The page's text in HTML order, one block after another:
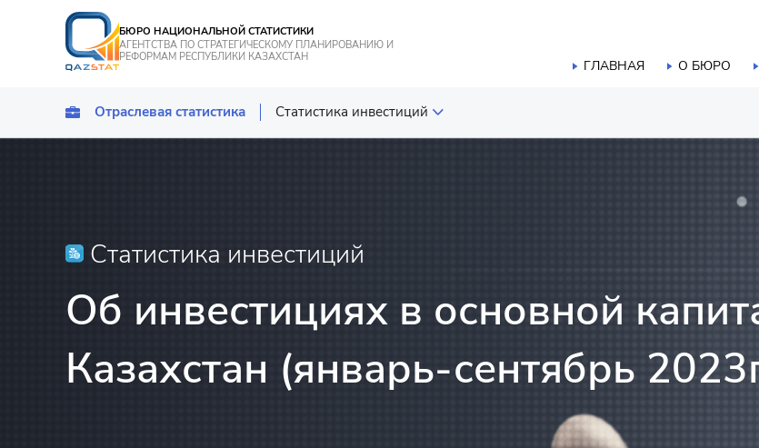
БЮРО НАЦИОНАЛЬНОЙ СТАТИСТИКИ
АГЕНТСТВА ПО СТРАТЕГИЧЕСКОМУ ПЛАНИРОВАНИЮ И
РЕФОРМАМ РЕСПУБЛИКИ КАЗАХСТАН
ГЛАВНАЯ О БЮРО
Отраслевая статистика Статистика инвестиций
рыбного хозяйства
Статистика услуг
Статистика строительства
Статистика инвестиций
Об инвестициях в основной
Казахстан (январь-сентябрь